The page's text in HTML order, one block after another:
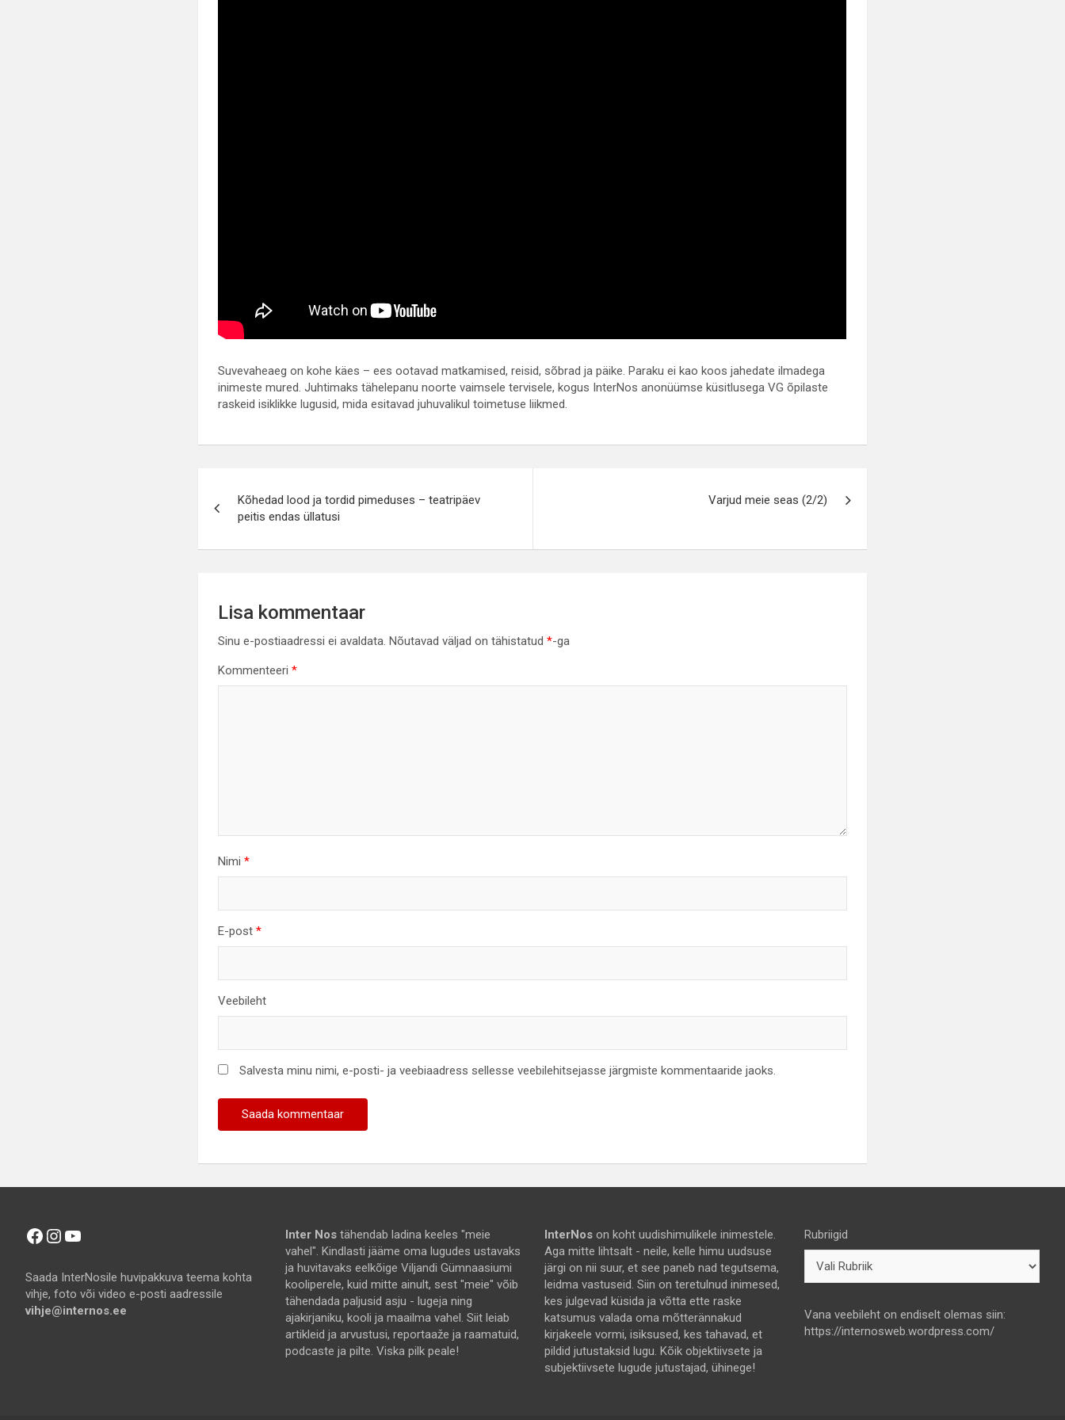
Suvevaheaeg on kohe käes – ees ootavad matkamised, reisid, sõbrad ja päike. Paraku ei kao koos jahedate ilmadega
inimeste mured. Juhtimaks tähelepanu noorte vaimsele tervisele, kogus InterNos anonüümse küsitlusega VG õpilaste
raskeid isiklikke lugusid, mida esitavad juhuvalikul toimetuse liikmed.
Kõhedad lood ja tordid pimeduses – teatripäev
peitis endas üllatusi
Varjud meie seas (2/2)
Lisa kommentaar
Sinu e-postiaadressi ei avaldata. Nõutavad väljad on tähistatud*-ga
Kommenteeri*
Nimi*
E-post*
Veebileht
Salvesta minu nimi, e-posti- ja veebiaadress sellesse veebilehitsejasse järgmiste kommentaaride jaoks.
Facebook
Instagram
YouTube
Saada InterNosile huvipakkuva teema kohta
vihje, foto või video e-posti aadressile
vihje@internos.ee
Inter Nostähendab ladina keeles "meie
vahel". Kindlasti jääme oma lugudes ustavaks
ja huvitavaks eelkõige Viljandi Gümnaasiumi
kooliperele, kuid mitte ainult, sest "meie" võib
tähendada paljusid asju - lugeja ning
ajakirjaniku, kooli ja maailma vahel. Siit leiab
artikleid ja arvustusi, reportaaže ja raamatuid,
podcaste ja pilte. Viska pilk peale!
InterNos on koht uudishimulikele inimestele.
Aga mitte lihtsalt - neile, kelle himu uudsuse
järgi on nii suur, et see paneb nad tegutsema,
leidma vastuseid. Siin on teretulnud inimesed,
kes julgevad küsida ja võtta ette raske
katsumus valada oma mõtterännakud
kirjakeele vormi, isiksused, kes tahavad, et
pildid jutustaksid lugu. Kõik objektiivsete ja
subjektiivsete lugude jutustajad, ühinege!
Rubriigid
Vana veebileht on endiselt olemas siin:
https://internosweb.wordpress.com/